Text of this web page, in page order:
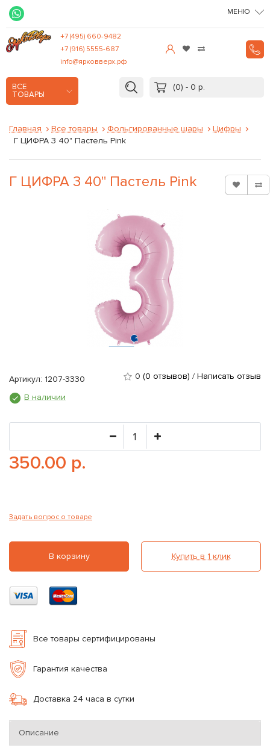
МЕНЮ
+7 (495) 660-9482
+7 (916) 5555-687
info@ярковверх.рф
ВСЕ
ТОВАРЫ
(0) - 0 р.
Главная Все товары Фольгированные шары
Цифры
Г ЦИФРА 3 40" Пастель Pink
Г ЦИФРА 3 40" Пастель Pink
Артикул: 1207-3330 0 (0 отзывов) / Написать отзыв
В наличии
350.00 р.
Задать вопрос о товаре
В корзину Купить в 1 клик
Все товары сертифицированы
Гарантия качества
Доставка 24 часа в сутки
Описание